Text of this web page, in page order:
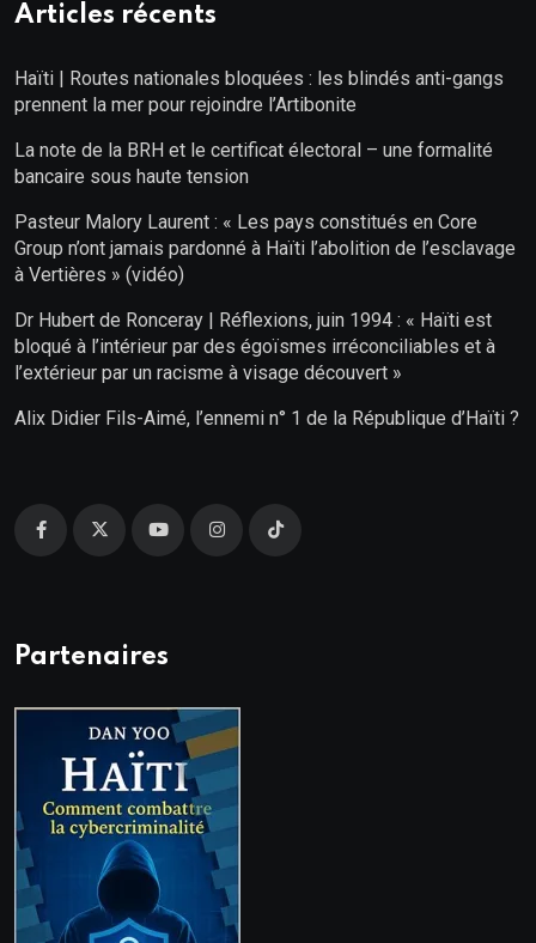
Articles récents
Haïti | Routes nationales bloquées : les blindés anti-gangs
prennent la mer pour rejoindre l’Artibonite
La note de la BRH et le certificat électoral – une formalité
bancaire sous haute tension
Pasteur Malory Laurent : « Les pays constitués en Core
Group n’ont jamais pardonné à Haïti l’abolition de l’esclavage
à Vertières » (vidéo)
Dr Hubert de Ronceray | Réflexions, juin 1994 : « Haïti est
bloqué à l’intérieur par des égoïsmes irréconciliables et à
l’extérieur par un racisme à visage découvert »
Alix Didier Fils-Aimé, l’ennemi n° 1 de la République d’Haïti ?
Partenaires